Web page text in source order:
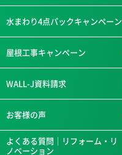
水まわり4点パックキャンペーン
屋根工事キャンペーン
WALL-J資料請求
お客様の声
よくある質問｜リフォーム・リ
ノベーション